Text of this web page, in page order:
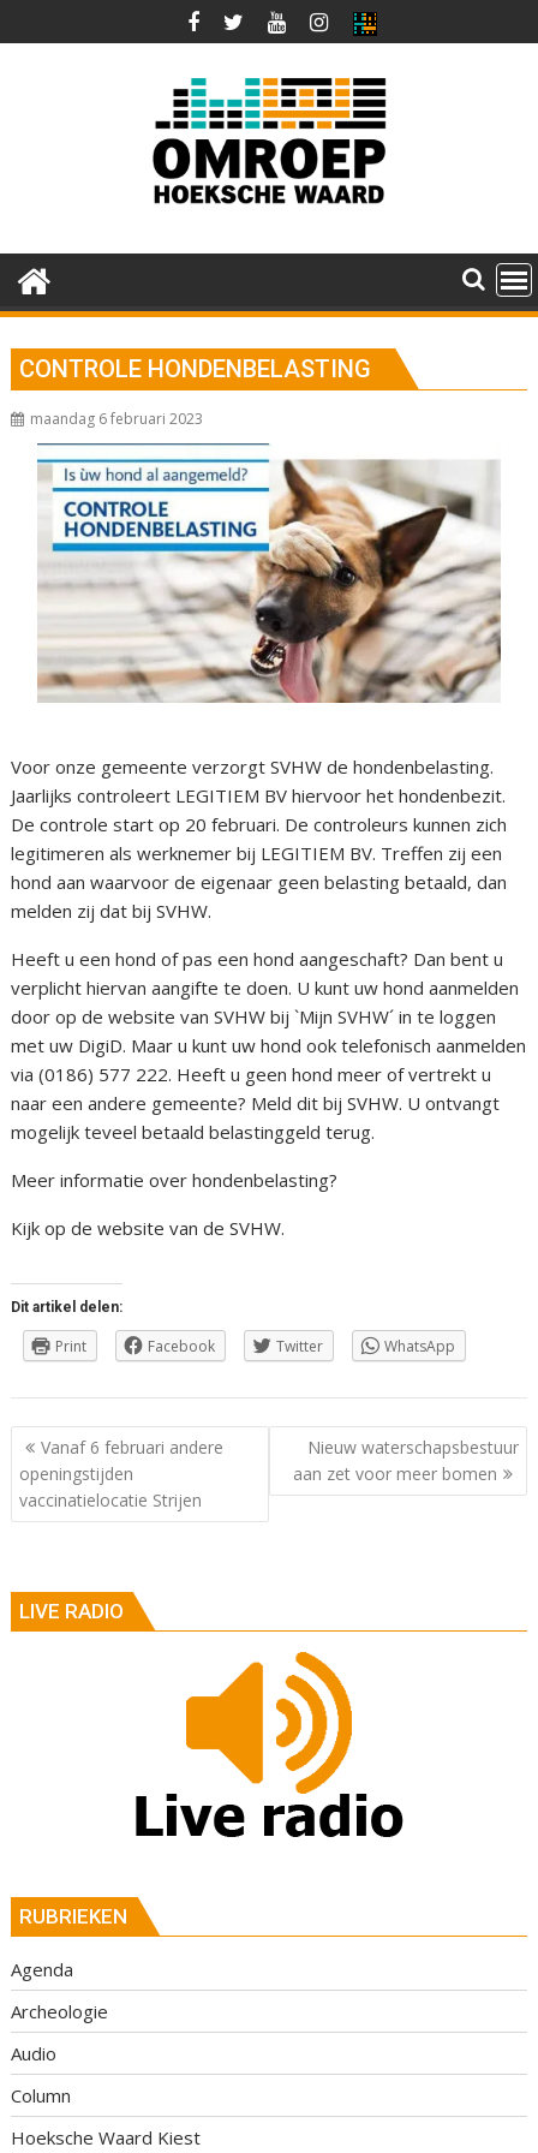
naar
CONTROLE HONDENBELASTING
maandag 6 februari 2023
Voor onze gemeente verzorgt SVHW de hondenbelasting.
Jaarlijks controleert LEGITIEM BV hiervoor het hondenbezit.
De controle start op 20 februari. De controleurs kunnen zich
legitimeren als werknemer bij LEGITIEM BV. Treffen zij een
hond aan waarvoor de eigenaar geen belasting betaald, dan
melden zij dat bij SVHW.
Heeft u een hond of pas een hond aangeschaft? Dan bent u
verplicht hiervan aangifte te doen. U kunt uw hond aanmelden
door op de website van SVHW bij `Mijn SVHW´ in te loggen
met uw DigiD. Maar u kunt uw hond ook telefonisch aanmelden
via (0186) 577 222. Heeft u geen hond meer of vertrekt u
naar een andere gemeente? Meld dit bij SVHW. U ontvangt
mogelijk teveel betaald belastinggeld terug.
Meer informatie over hondenbelasting?
Kijk op de website van de SVHW.
Dit artikel delen:
Print Facebook Twitter WhatsApp
Berichtnavigatie
Vanaf 6 februari andere
openingstijden
vaccinatielocatie Strijen
Nieuw waterschapsbestuur
aan zet voor meer bomen
LIVE RADIO
RUBRIEKEN
Agenda
Archeologie
Audio
Column
Hoeksche Waard Kiest